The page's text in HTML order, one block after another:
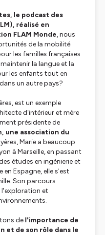
le podcast des
réalisé en
FLAM Monde, nous
de la mobilité
les familles françaises
la langue et la
les enfants tout en
un autre pays?
est un exemple
d'intérieur et mère
présidente de
une association du
Marie a beaucoup
à Marseille, en passant
études en ingénierie et
en Espagne, elle s'est
Son parcours
et
de l'importance de
et de son rôle dans le